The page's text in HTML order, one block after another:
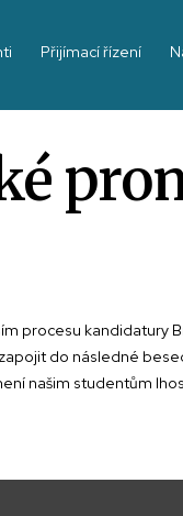
Přijímací řízení
procesu kandidatury
do následné
města není